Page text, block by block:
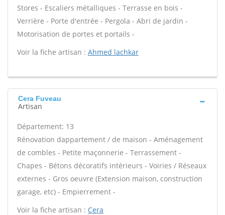
Stores - Escaliers métalliques - Terrasse en bois -
Verrière - Porte d'entrée - Pergola - Abri de jardin -
Motorisation de portes et portails -
Voir la fiche artisan : Ahmed lachkar
Cera Fuveau
Artisan
Département: 13
Rénovation dappartement / de maison - Aménagement
de combles - Petite maçonnerie - Terrassement -
Chapes - Bétons décoratifs intérieurs - Voiries / Réseaux
externes - Gros oeuvre (Extension maison, construction
garage, etc) - Empierrement -
Voir la fiche artisan : Cera